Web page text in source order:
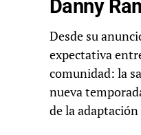
Danny
Desde su
expectativa
comunidad: la
nueva
de la